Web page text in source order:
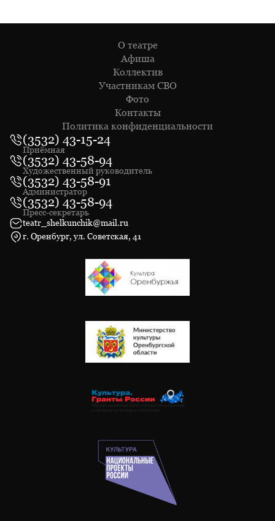
О театре
Афиша
Коллектив
Участникам СВО
Фото
Контакты
Политика конфиденциальности
(3532) 43-15-24
Приёмная
(3532) 43-58-94
Художественный руководитель
(3532) 43-58-91
Администратор
(3532) 43-58-94
Пресс-секретарь
teatr_shelkunchik@mail.ru
г. Оренбург, ул. Советская, 41